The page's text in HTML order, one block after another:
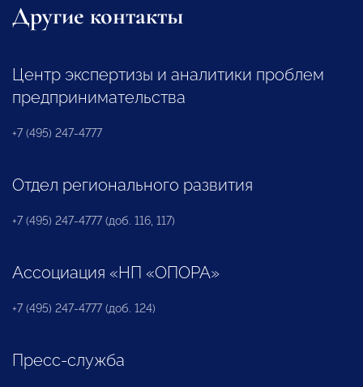
Другие контакты
Центр экспертизы и аналитики проблем
предпринимательства
+7 (495) 247-4777
Отдел регионального развития
+7 (495) 247-4777 (доб. 116, 117)
Ассоциация «НП «ОПОРА»
+7 (495) 247-4777 (доб. 124)
Пресс-служба